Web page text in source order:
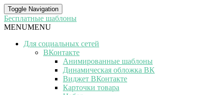
Toggle Navigation
Бесплатные шаблоны
MENUMENU
Для социальных сетей
ВКонтакте
Анимированные шаблоны
Динамическая обложка ВК
Виджет ВКонтакте
Карточки товара